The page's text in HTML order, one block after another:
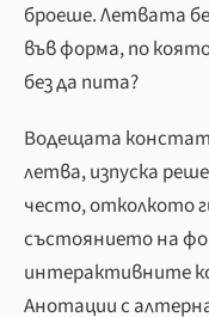
броеше. Летвата
във форма, по
без да пита?
Водещата
летва, изпуска
често, отколкото
състоянието на
интерактивните
Анотации с